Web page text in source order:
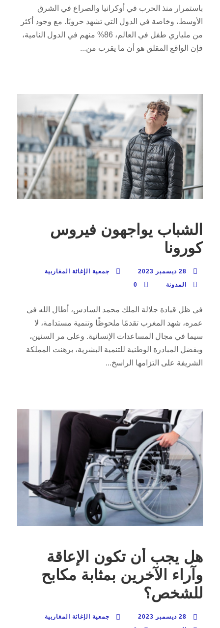
باستمرار منذ الحرب في أوكرانيا والصراع في الشرق
الأوسط، وخاصة في الدول التي تشهد حروبًا. مع وجود أكثر
من ملياري طفل في العالم، 86% منهم في الدول النامية،
فإن الواقع المقلق هو أن ما يقرب من...
الشباب يواجهون فيروس
كورونا
28 ديسمبر 2023
جمعية الإغاثة المغاربية
المدونة
0
في ظل قيادة جلالة الملك محمد السادس، أطال الله في
عمره، شهد المغرب تقدمًا ملحوظًا وتنمية مستدامة، لا
سيما في مجال المساعدات الإنسانية. وعلى مر السنين،
وبفضل المبادرة الوطنية للتنمية البشرية، برهنت المملكة
الشريفة على التزامها الراسخ...
هل يجب أن تكون الإعاقة
وآراء الآخرين بمثابة مكابح
للشخص؟
28 ديسمبر 2023
جمعية الإغاثة المغاربية